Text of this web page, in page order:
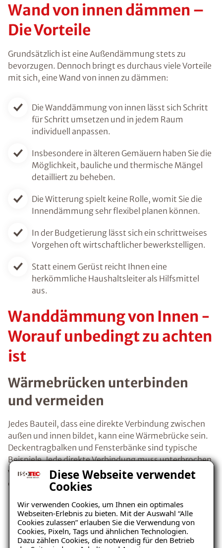
Diese Webseite verwendet
Cookies
Wir verwenden Cookies, um Ihnen ein optimales
Webseiten-Erlebnis zu bieten. Mit der Auswahl “Alle
Cookies zulassen” erlauben Sie die Verwendung von
Cookies, Pixeln, Tags und ähnlichen Technologien.
Dazu zählen Cookies, die notwendig für den Betrieb
Wand von innen dämmen –
Die Vorteile
Grundsätzlich ist eine Außendämmung stets zu
bevorzugen. Dennoch bringt es durchaus viele Vorteile
mit sich, eine Wand von innen zu dämmen:
Die Wanddämmung von innen lässt sich Schritt
für Schritt umsetzen und in jedem Raum
individuell anpassen.
Insbesondere in älteren Gemäuern haben Sie die
Möglichkeit, bauliche und thermische Mängel
detailliert zu beheben.
Die Witterung spielt keine Rolle, womit Sie die
Innendämmung sehr flexibel planen können.
In der Budgetierung lässt sich ein schrittweises
Vorgehen oft wirtschaftlicher bewerkstelligen.
Statt einem Gerüst reicht Ihnen eine
herkömmliche Haushaltsleiter als Hilfsmittel
aus.
Wanddämmung von Innen -
Worauf unbedingt zu achten
ist
Wärmebrücken unterbinden
und vermeiden
Jedes Bauteil, dass eine direkte Verbindung zwischen
außen und innen bildet, kann eine Wärmebrücke sein.
Deckentragbalken und Fensterbänke sind typische
Beispiele. Jede direkte Verbindung muss unterbrochen
werden und im Rahmen der Wanddämmung innen
entkoppeln.
Kondenswasser und
Feuchtigkeit von innen und